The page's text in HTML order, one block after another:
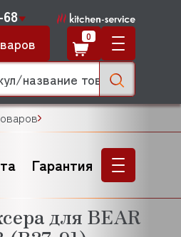
0
Гарантия
для BEAR